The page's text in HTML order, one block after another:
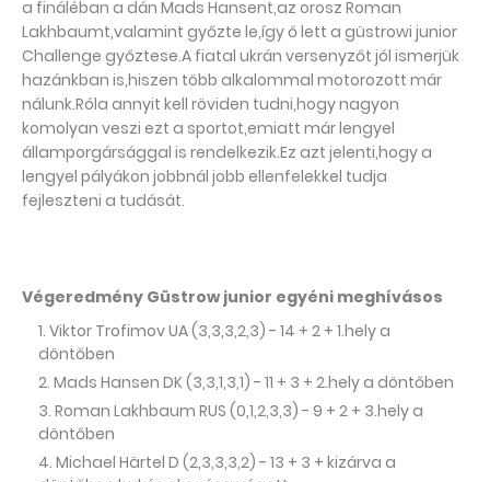
a fináléban a dán Mads Hansent,az orosz Roman
Lakhbaumt,valamint győzte le,így ő lett a güstrowi junior
Challenge győztese.A fiatal ukrán versenyzőt jól ismerjük
hazánkban is,hiszen több alkalommal motorozott már
nálunk.Róla annyit kell röviden tudni,hogy nagyon
komolyan veszi ezt a sportot,emiatt már lengyel
államporgársággal is rendelkezik.Ez azt jelenti,hogy a
lengyel pályákon jobbnál jobb ellenfelekkel tudja
fejleszteni a tudását.
Végeredmény Güstrow junior egyéni meghívásos
Viktor Trofimov UA (3,3,3,2,3) - 14 + 2 + 1.hely a
döntőben
Mads Hansen DK (3,3,1,3,1) - 11 + 3 + 2.hely a döntőben
Roman Lakhbaum RUS (0,1,2,3,3) - 9 + 2 + 3.hely a
döntőben
Michael Härtel D (2,3,3,3,2) - 13 + 3 + kizárva a